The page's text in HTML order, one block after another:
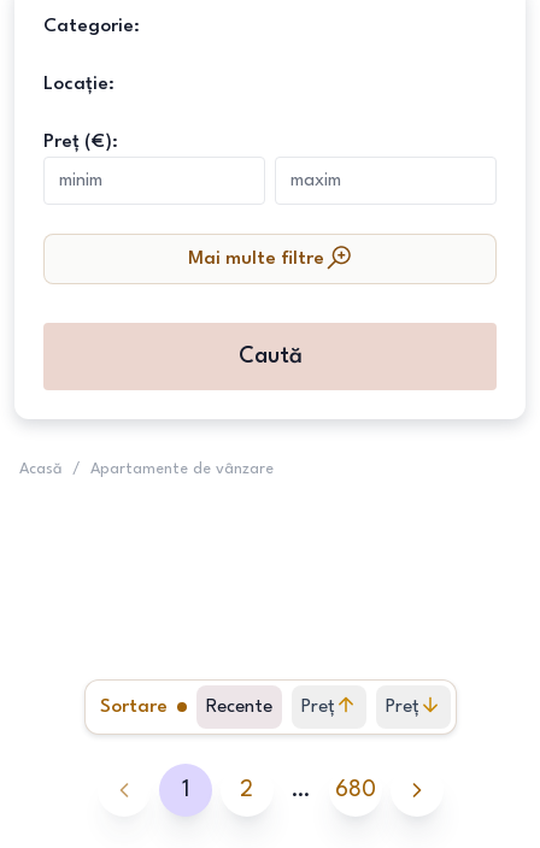
Categorie:
Locație:
Preț (€):
Mai multe filtre
Caută
Acasă / Apartamente de vânzare
Sortare Recente Preț
crescător
Preț
descrescător
1 2 … 680